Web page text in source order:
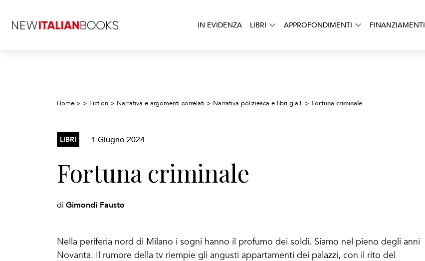
IN EVIDENZA LIBRI APPROFONDIMENTI FINANZIAMENTI
Home > > Fiction > Narrativa e argomenti correlati > Narrativa poliziesca e libri gialli > Fortuna criminale
LIBRI 1 Giugno 2024
Fortuna criminale
di Gimondi Fausto
Nella periferia nord di Milano i sogni hanno il profumo dei soldi. Siamo nel pieno degli anni
Novanta. Il rumore della tv riempie gli angusti appartamenti dei palazzi, con il rito del